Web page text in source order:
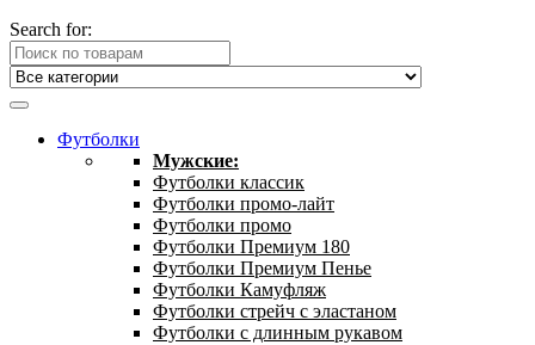
Search for:
Футболки
Мужские:
Футболки классик
Футболки промо-лайт
Футболки промо
Футболки Премиум 180
Футболки Премиум Пенье
Футболки Камуфляж
Футболки стрейч с эластаном
Футболки с длинным рукавом